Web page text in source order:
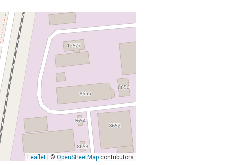
Leaflet| © OpenStreetMapcontributors